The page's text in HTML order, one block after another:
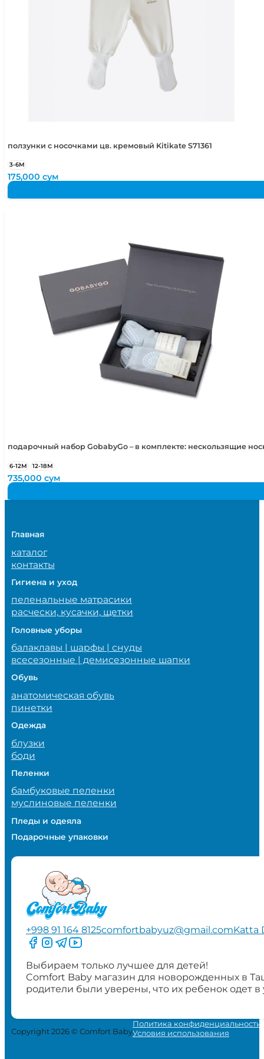
ползунки с носочками цв. кремовый Kitikate S71361
3-6М
175,000сум
подарочный набор GobabyGo – в комплекте: нескользящие
6-12М 12-18М
735,000сум
Главная
каталог
контакты
Гигиена и уход
пеленальные матрасики
расчески, кусачки, щетки
Головные уборы
балаклавы | шарфы | снуды
всесезонные | демисезонные шапки
Обувь
анатомическая обувь
пинетки
Одежда
блузки
боди
Пеленки
бамбуковые пеленки
муслиновые пеленки
Пледы и одеяла
Подарочные упаковки
+998 91 164 8125comfortbabyuz@gmail.comKatta
Следите за нами на Facebook
Следите за нами в Instagram
Следите за нами в Telegram
Следите за нами в YouTube
Выбираем только лучшее для детей!
Comfort Baby магазин для новорожденных в
родители были уверены, что их ребенок одет
Copyright 2026 © Comfort Baby
Политика конфиденциальности
Условия использования